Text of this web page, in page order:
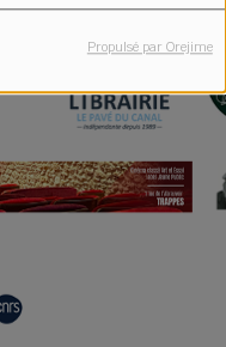
Propulsé par Orejime